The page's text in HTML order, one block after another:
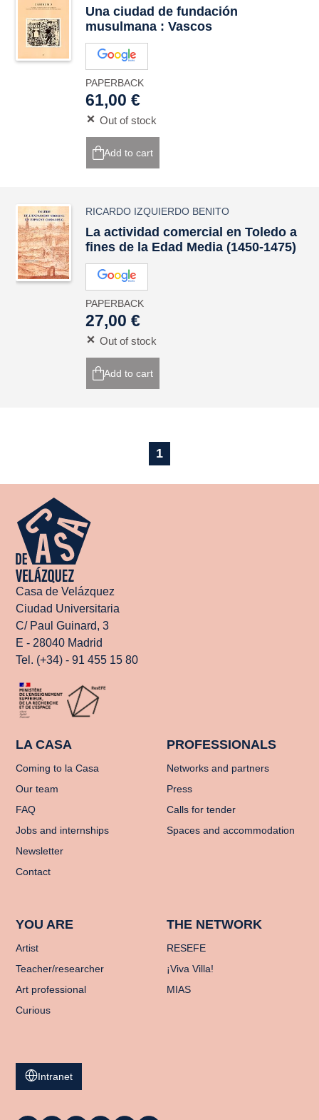
Una ciudad de fundación
musulmana : Vascos
PAPERBACK
61,00 €
Out of stock
Add to cart
RICARDO IZQUIERDO BENITO
La actividad comercial en Toledo a
fines de la Edad Media (1450-1475)
PAPERBACK
27,00 €
Out of stock
Add to cart
1
Casa de Velázquez
Ciudad Universitaria
C/ Paul Guinard, 3
E - 28040 Madrid
Tel. (+34) - 91 455 15 80
LA CASA
Coming to la Casa
Our team
FAQ
Jobs and internships
Newsletter
Contact
PROFESSIONALS
Networks and partners
Press
Calls for tender
Spaces and accommodation
YOU ARE
Artist
Teacher/researcher
Art professional
Curious
THE NETWORK
RESEFE
¡Viva Villa!
MIAS
Intranet